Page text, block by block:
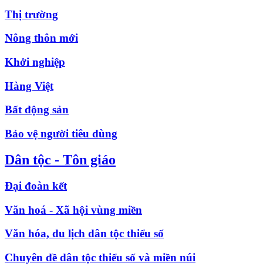
Thị trường
Nông thôn mới
Khởi nghiệp
Hàng Việt
Bất động sản
Bảo vệ người tiêu dùng
Dân tộc - Tôn giáo
Đại đoàn kết
Văn hoá - Xã hội vùng miền
Văn hóa, du lịch dân tộc thiểu số
Chuyên đề dân tộc thiểu số và miền núi